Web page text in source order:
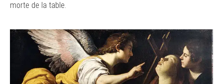
morte de la table.